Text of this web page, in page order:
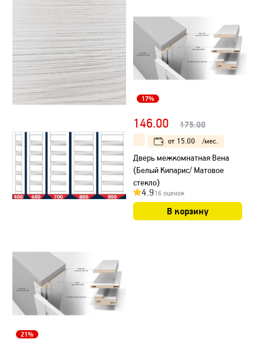
21%
17%
146.00 175.00
от 15.00 /мес.
Дверь межкомнатная Вена
(Белый Кипарис/ Матовое
стекло)
4.916 оценок
В корзину